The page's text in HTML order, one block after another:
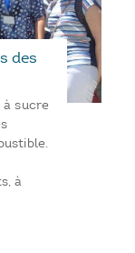
des
à sucre
à